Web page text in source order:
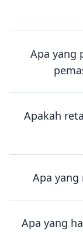
Apa yang
Apakah
Apa yang
Apa yang